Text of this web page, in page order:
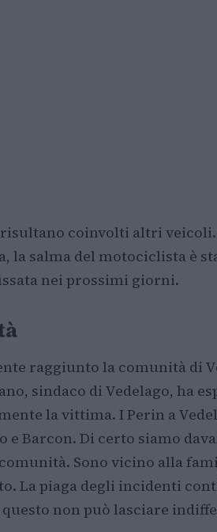
coinvolti altri
la salma del motociclista è
nei prossimi giorni.
raggiunto la comunità di
sindaco di Vedelago, ha
la vittima. I Perin a
Barcon. Di certo siamo
Sono vicino alla
La piaga degli incidenti
non può lasciare